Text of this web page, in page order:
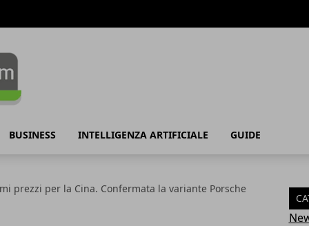
BUSINESS INTELLIGENZA ARTIFICIALE GUIDE
prezzi per la Cina. Confermata la variante Porsche